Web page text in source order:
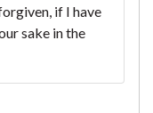
if I have
sake in the